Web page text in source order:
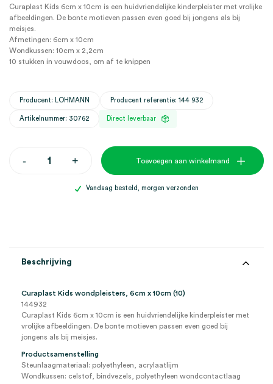
Curaplast Kids 6cm x 10cm is een huidvriendelijke kinderpleister met vrolijke
afbeeldingen. De bonte motieven passen even goed bij jongens als bij
meisjes.
Afmetingen: 6cm x 10cm
Wondkussen: 10cm x 2,2cm
10 stukken in vouwdoos, om af te knippen
Producent: LOHMANN Producent referentie: 144 932
Artikelnummer: 30762 Direct leverbaar
-Curaplast
+ Toevoegen aan winkelmand
Vandaag besteld, morgen verzonden
Beschrijving
Curaplast Kids wondpleisters, 6cm x 10cm (10)
144932
Curaplast Kids 6cm x 10cm is een huidvriendelijke kinderpleister met
vrolijke afbeeldingen. De bonte motieven passen even goed bij
jongens als bij meisjes.
Productsamenstelling
Steunlaagmateriaal: polyethyleen, acrylaatlijm
Wondkussen: celstof, bindvezels, polyethyleen wondcontactlaag